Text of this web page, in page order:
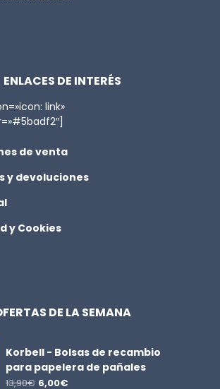
ENLACES DE INTERÉS
link»
de venta
y devoluciones
y Cookies
DE LA SEMANA
Korbell - Bolsas de recambio
para papelera de pañales
13,90€ 6,00€